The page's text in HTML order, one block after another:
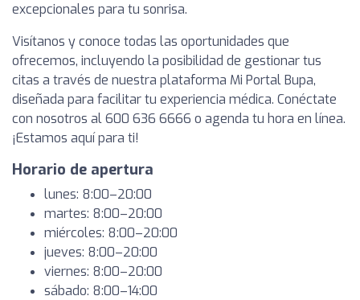
excepcionales para tu sonrisa.
Visítanos y conoce todas las oportunidades que
ofrecemos, incluyendo la posibilidad de gestionar tus
citas a través de nuestra plataforma Mi Portal Bupa,
diseñada para facilitar tu experiencia médica. Conéctate
con nosotros al 600 636 6666 o agenda tu hora en línea.
¡Estamos aquí para ti!
Horario de apertura
lunes: 8:00–20:00
martes: 8:00–20:00
miércoles: 8:00–20:00
jueves: 8:00–20:00
viernes: 8:00–20:00
sábado: 8:00–14:00